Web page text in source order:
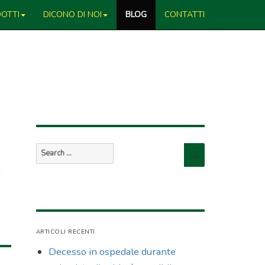
DICONO DI NOI BLOG CONTATTI
Search
for:
Search
ARTICOLI RECENTI
Decesso in ospedale durante